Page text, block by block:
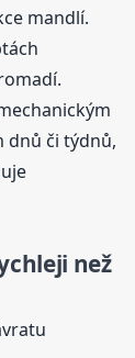
mandlí.
dnů či týdnů,
než